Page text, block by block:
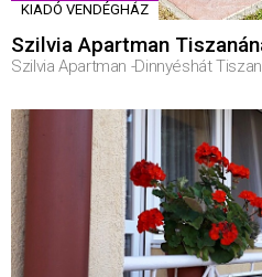
KIADÓ VENDÉGHÁZ
Szilvia Apartman
Szilvia Apartman -Dinnyéshát